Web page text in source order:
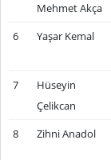
Mehmet Akça
6 Yaşar Kemal
7
Hüseyin
Çelikcan
8 Zihni Anadol